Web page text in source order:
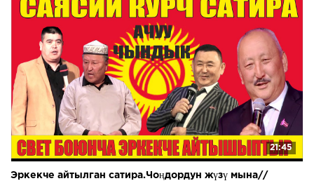
21:45
Эркекче айтылган сатира.Чоңдордун жүзү мына//